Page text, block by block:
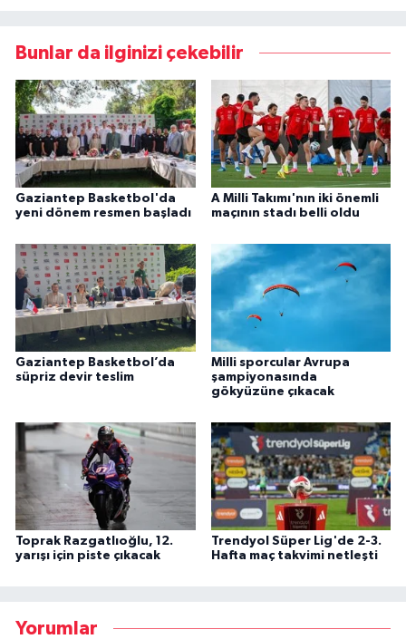
Bunlar da ilginizi çekebilir
Gaziantep Basketbol'da
yeni dönem resmen başladı
A Milli Takımı'nın iki önemli
maçının stadı belli oldu
Gaziantep Basketbol’da
süpriz devir teslim
Milli sporcular Avrupa
şampiyonasında
gökyüzüne çıkacak
Toprak Razgatlıoğlu, 12.
yarışı için piste çıkacak
Trendyol Süper Lig'de 2-3.
Hafta maç takvimi netleşti
Yorumlar